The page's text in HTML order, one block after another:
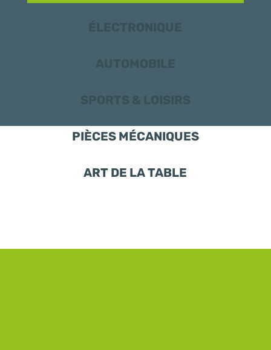
PIÈCES MÉCANIQUES
ART DE LA TABLE